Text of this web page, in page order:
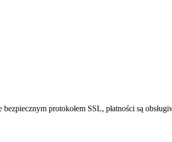
protokołem SSL, płatności są